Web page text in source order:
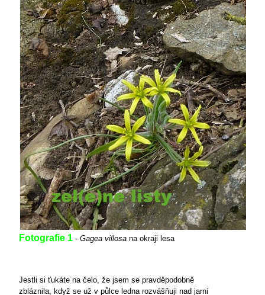
Fotografie 1 - Gagea villosa na okraji lesa
Jestli si ťukáte na čelo, že jsem se pravděpodobně
zbláznila, když se už v půlce ledna rozvášňuji nad jarní